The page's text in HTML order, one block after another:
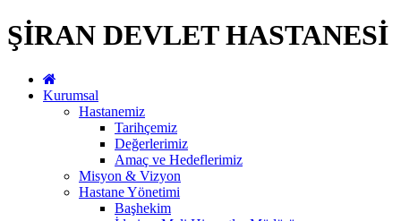
ŞİRAN DEVLET HASTANESİ
Kurumsal
Hastanemiz
Tarihçemiz
Değerlerimiz
Amaç ve Hedeflerimiz
Misyon & Vizyon
Hastane Yönetimi
Başhekim